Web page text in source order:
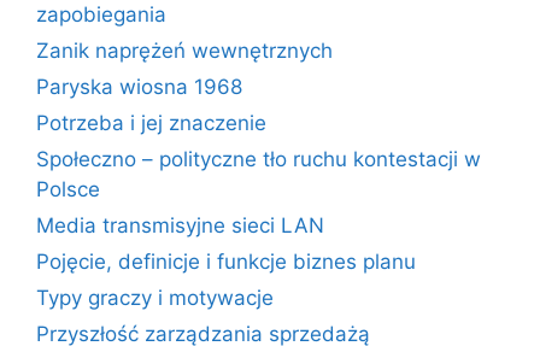
zapobiegania
Zanik naprężeń wewnętrznych
Paryska wiosna 1968
Potrzeba i jej znaczenie
Społeczno – polityczne tło ruchu kontestacji w
Polsce
Media transmisyjne sieci LAN
Pojęcie, definicje i funkcje biznes planu
Typy graczy i motywacje
Przyszłość zarządzania sprzedażą